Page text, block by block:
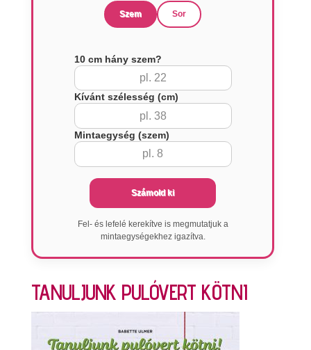
Szem Sor
10 cm hány szem?
Kívánt szélesség (cm)
Mintaegység (szem)
Számold ki
Fel- és lefelé kerekítve is megmutatjuk a
mintaegységekhez igazítva.
TANULJUNK PULÓVERT KÖTNI